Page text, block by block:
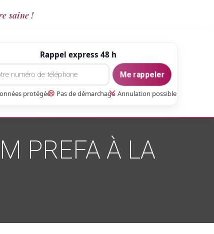
saine !
Rappel express 48 h
Me rappeler
protégées Pas de démarchage Annulation possible
PREFA À LA